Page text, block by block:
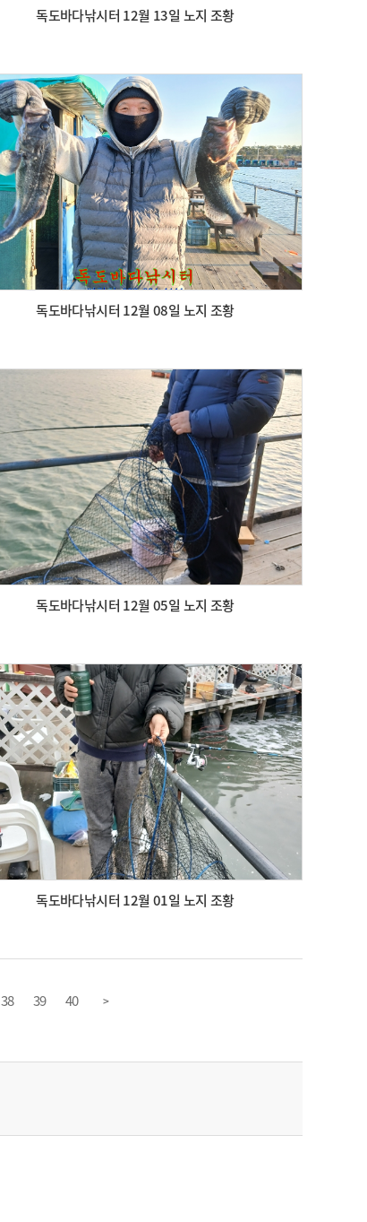
독도바다낚시터 12월 13일 노지 조황
독도바다낚시터 12월 08일 노지 조황
독도바다낚시터 12월 05일 노지 조황
독도바다낚시터 12월 01일 노지 조황
38 39 40 >